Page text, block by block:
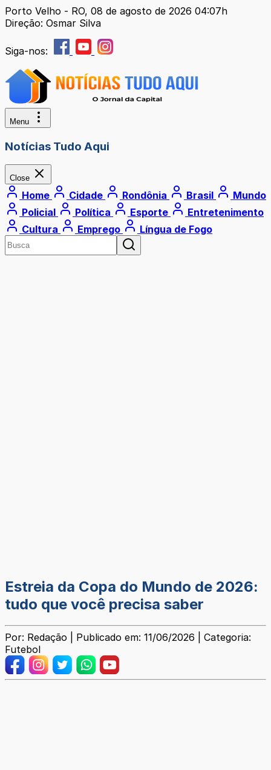
Porto Velho - RO, 08 de agosto de 2026 04:07h
Direção: Osmar Silva
Siga-nos:
Menu
Notícias Tudo Aqui
Close
Home Cidade Rondônia Brasil
Mundo
Policial
Política Esporte
Entretenimento
Cultura
Emprego Língua de Fogo
Estreia da Copa do Mundo de 2026:
tudo que você precisa saber
Por: Redação | Publicado em: 11/06/2026 | Categoria:
Futebol